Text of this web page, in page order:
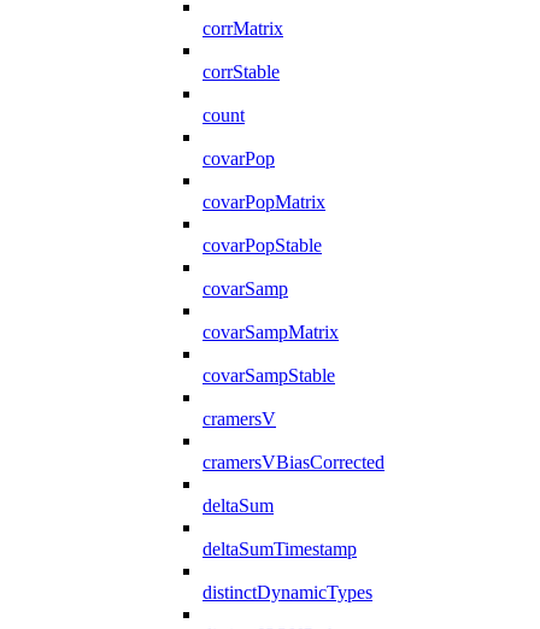
corrMatrix
corrStable
count
covarPop
covarPopMatrix
covarPopStable
covarSamp
covarSampMatrix
covarSampStable
cramersV
cramersVBiasCorrected
deltaSum
deltaSumTimestamp
distinctDynamicTypes